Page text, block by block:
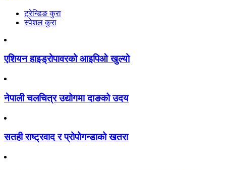
ट्रेन्डिङ कुरा
स्पेशल कुरा
एशियन हाइड्रोपावरको आइपिओ खुल्यो
नेपाली चलचित्र उद्योगमा दाङको उदय
सतही राष्ट्रवाद र प्रोपोगन्डाको खतरा